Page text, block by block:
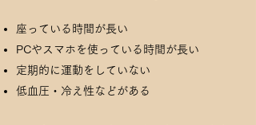
座っている時間が長い
PCやスマホを使っている時間が長い
定期的に運動をしていない
低血圧・冷え性などがある